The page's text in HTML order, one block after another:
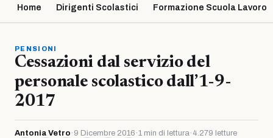
Home Dirigenti Scolastici Formazione Scuola Lavoro
PENSIONI
Cessazioni dal servizio del
personale scolastico dall’1-9-
2017
Antonia Vetro · 9 Dicembre 2016 ·1 min di lettura· 4.279 letture